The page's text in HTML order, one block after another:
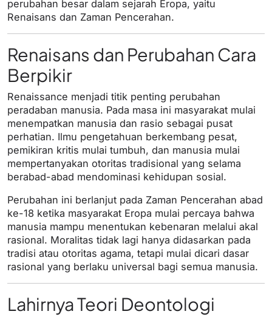
perubahan besar dalam sejarah Eropa, yaitu
Renaisans dan Zaman Pencerahan.
Renaisans dan Perubahan Cara
Berpikir
Renaissance menjadi titik penting perubahan
peradaban manusia. Pada masa ini masyarakat mulai
menempatkan manusia dan rasio sebagai pusat
perhatian. Ilmu pengetahuan berkembang pesat,
pemikiran kritis mulai tumbuh, dan manusia mulai
mempertanyakan otoritas tradisional yang selama
berabad-abad mendominasi kehidupan sosial.
Perubahan ini berlanjut pada Zaman Pencerahan abad
ke-18 ketika masyarakat Eropa mulai percaya bahwa
manusia mampu menentukan kebenaran melalui akal
rasional. Moralitas tidak lagi hanya didasarkan pada
tradisi atau otoritas agama, tetapi mulai dicari dasar
rasional yang berlaku universal bagi semua manusia.
Lahirnya Teori Deontologi